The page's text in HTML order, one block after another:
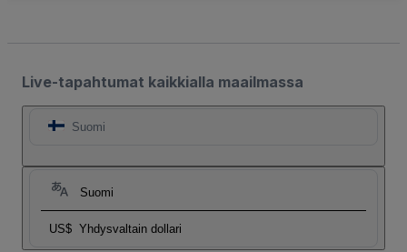
Live-tapahtumat kaikkialla maailmassa
Suomi
Suomi
US$ Yhdysvaltain dollari